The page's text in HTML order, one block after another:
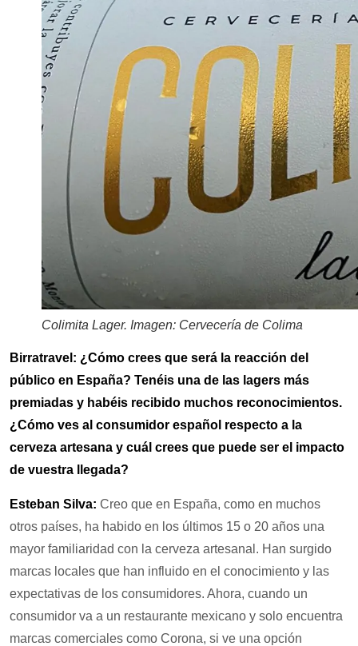
Colimita Lager. Imagen: Cervecería de Colima
Birratravel: ¿Cómo crees que será la reacción del
público en España? Tenéis una de las lagers más
premiadas y habéis recibido muchos reconocimientos.
¿Cómo ves al consumidor español respecto a la
cerveza artesana y cuál crees que puede ser el impacto
de vuestra llegada?
Esteban Silva: Creo que en España, como en muchos
otros países, ha habido en los últimos 15 o 20 años una
mayor familiaridad con la cerveza artesanal. Han surgido
marcas locales que han influido en el conocimiento y las
expectativas de los consumidores. Ahora, cuando un
consumidor va a un restaurante mexicano y solo encuentra
marcas comerciales como Corona, si ve una opción